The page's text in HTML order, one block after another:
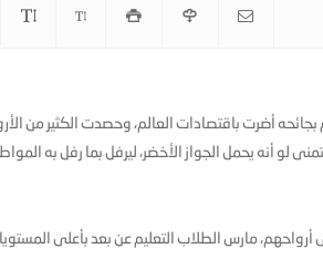
سابقه ،مررنا هذا العام بجائحه أضرت باقتصادات العالم، وحصدت الكثير من
لو أنه يحمل الجواز الأخضر، ليرفل بما رفل به
مارس الطلاب التعليم عن بعد بأعلى